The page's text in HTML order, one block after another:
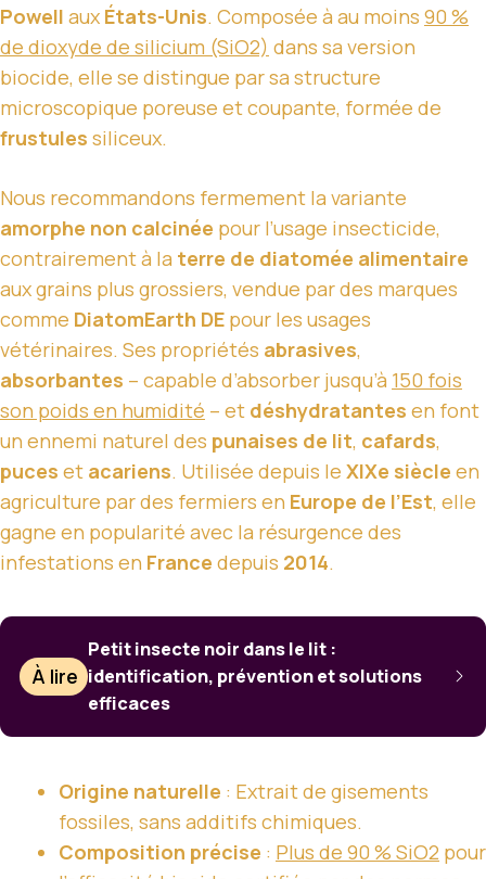
Powell aux États-Unis. Composée à au moins 90 %
de dioxyde de silicium (SiO2) dans sa version
biocide, elle se distingue par sa structure
microscopique poreuse et coupante, formée de
frustules siliceux.
Nous recommandons fermement la variante
amorphe non calcinée pour l’usage insecticide,
contrairement à la terre de diatomée alimentaire
aux grains plus grossiers, vendue par des marques
comme DiatomEarth DE pour les usages
vétérinaires. Ses propriétés abrasives,
absorbantes – capable d’absorber jusqu’à 150 fois
son poids en humidité – et déshydratantes en font
un ennemi naturel des punaises de lit, cafards,
puces et acariens. Utilisée depuis le XIXe siècle en
agriculture par des fermiers en Europe de l’Est, elle
gagne en popularité avec la résurgence des
infestations en France depuis 2014.
À lire
Petit insecte noir dans le lit :
identification, prévention et solutions
efficaces
Origine naturelle : Extrait de gisements
fossiles, sans additifs chimiques.
Composition précise : Plus de 90 % SiO2 pour